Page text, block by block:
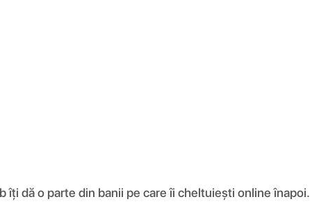
dă o parte din banii pe care îi cheltuiești online înapoi.